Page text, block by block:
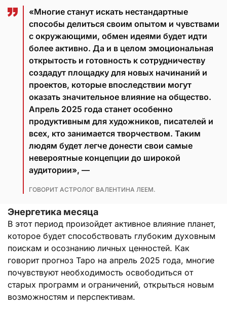
«Многие станут искать нестандартные
способы делиться своим опытом и чувствами
с окружающими, обмен идеями будет идти
более активно. Да и в целом эмоциональная
открытость и готовность к сотрудничеству
создадут площадку для новых начинаний и
проектов, которые впоследствии могут
оказать значительное влияние на общество.
Апрель 2025 года станет особенно
продуктивным для художников, писателей и
всех, кто занимается творчеством. Таким
людям будет легче донести свои самые
невероятные концепции до широкой
аудитории», —
ГОВОРИТ АСТРОЛОГ ВАЛЕНТИНА ЛЕЕМ.
Энергетика месяца
В этот период произойдет активное влияние планет,
которое будет способствовать глубоким духовным
поискам и осознанию личных ценностей. Как
говорит прогноз Таро на апрель 2025 года, многие
почувствуют необходимость освободиться от
старых программ и ограничений, открыться новым
возможностям и перспективам.